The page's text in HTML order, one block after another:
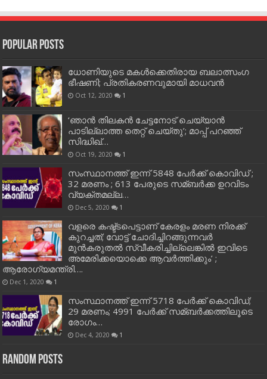
Popular Posts
ധോണിയുടെ മകള്‍ക്കെതിരായ ബലാത്സംഗ
ഭീഷണി; പ്രതികരണവുമായി മാധവന്‍
Oct 12, 2020 1
‘ഞാന്‍ തിലകന്‍ ചേട്ടനോട് ചെയ്യാന്‍
പാടില്ലാത്ത തെറ്റ് ചെയ്തു’; മാപ്പ് പറഞ്ഞ്
സിദ്ധിഖ്…
Oct 19, 2020 1
സംസ്ഥാനത്ത് ഇന്ന് 5848 പേര്‍ക്ക് കൊവി‌ഡ് ;
32 മരണം ; 613 പേരുടെ സമ്ബര്‍ക്ക ഉറവിടം
വ്യക്തമല്ല…
Dec 5, 2020 1
വളരെ കഷ്ട്ടപെട്ടാണ് കേരളം മരണ നിരക്ക്
കുറച്ചത്; വോട്ട് ചോദിച്ചിറങ്ങുന്നവർ
മുൻകരുതൽ സ്വീകരിച്ചില്ലെങ്കിൽ ഇവിടെ
അമേരിക്കയൊക്കെ ആവർത്തിക്കും’ ;
ആരോഗ്യമന്ത്രി….
Dec 1, 2020 1
സംസ്ഥാനത്ത് ഇന്ന് 5718 പേര്‍ക്ക് കൊവിഡ്;
29 മരണം; 4991 പേര്‍ക്ക് സമ്ബര്‍ക്കത്തിലൂടെ
രോഗം…
Dec 4, 2020 1
Random Posts